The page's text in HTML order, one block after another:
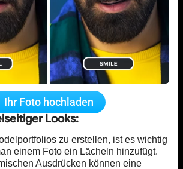
Ihr Foto hochladen
Looks:
zu erstellen, ist es wichtig
einem Foto ein Lächeln hinzufügt.
Ausdrücken können eine